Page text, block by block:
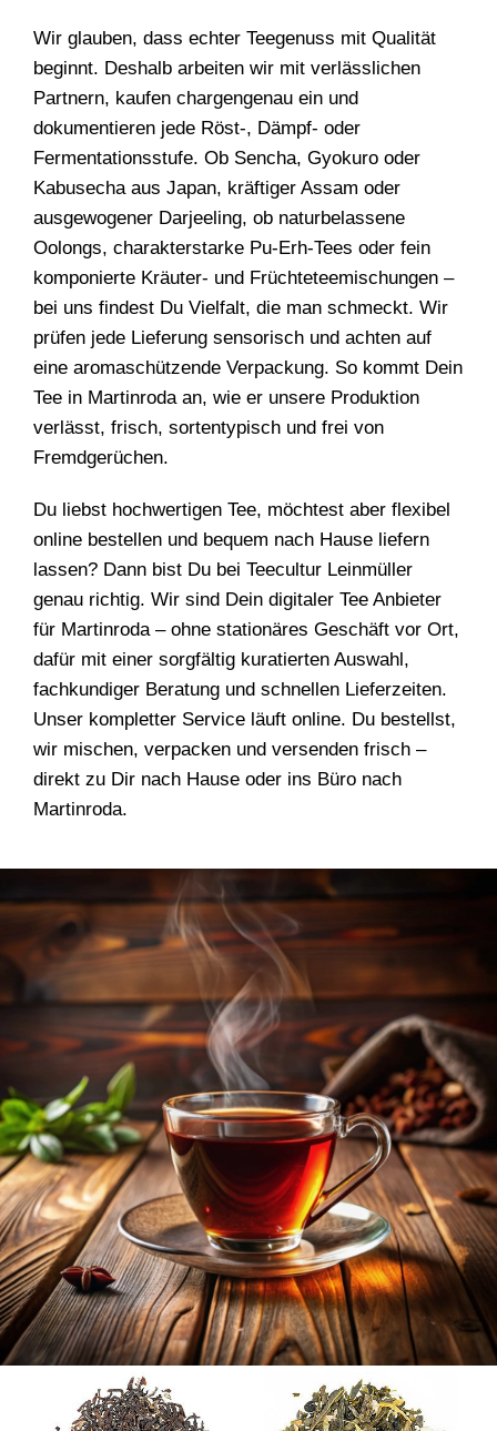
Wir glauben, dass echter Teegenuss mit Qualität
beginnt. Deshalb arbeiten wir mit verlässlichen
Partnern, kaufen chargengenau ein und
dokumentieren jede Röst-, Dämpf- oder
Fermentationsstufe. Ob Sencha, Gyokuro oder
Kabusecha aus Japan, kräftiger Assam oder
ausgewogener Darjeeling, ob naturbelassene
Oolongs, charakterstarke Pu-Erh-Tees oder fein
komponierte Kräuter- und Früchteteemischungen –
bei uns findest Du Vielfalt, die man schmeckt. Wir
prüfen jede Lieferung sensorisch und achten auf
eine aromaschützende Verpackung. So kommt Dein
Tee in Martinroda an, wie er unsere Produktion
verlässt, frisch, sortentypisch und frei von
Fremdgerüchen.
Du liebst hochwertigen Tee, möchtest aber flexibel
online bestellen und bequem nach Hause liefern
lassen? Dann bist Du bei Teecultur Leinmüller
genau richtig. Wir sind Dein digitaler Tee Anbieter
für Martinroda – ohne stationäres Geschäft vor Ort,
dafür mit einer sorgfältig kuratierten Auswahl,
fachkundiger Beratung und schnellen Lieferzeiten.
Unser kompletter Service läuft online. Du bestellst,
wir mischen, verpacken und versenden frisch –
direkt zu Dir nach Hause oder ins Büro nach
Martinroda.